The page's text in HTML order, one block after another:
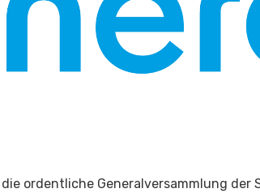
ordentliche Generalversammlung der